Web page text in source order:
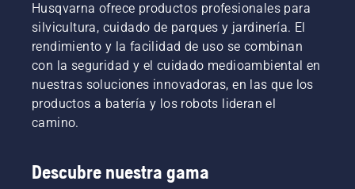
Husqvarna ofrece productos profesionales para
silvicultura, cuidado de parques y jardinería. El
rendimiento y la facilidad de uso se combinan
con la seguridad y el cuidado medioambiental en
nuestras soluciones innovadoras, en las que los
productos a batería y los robots lideran el
camino.
Descubre nuestra gama